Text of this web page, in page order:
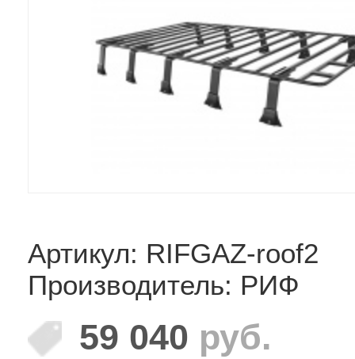
Артикул: RIFGAZ-roof2
Производитель: РИФ
59 040 руб.